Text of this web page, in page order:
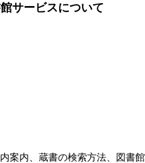
サービスについて
案内、蔵書の検索方法、図書館